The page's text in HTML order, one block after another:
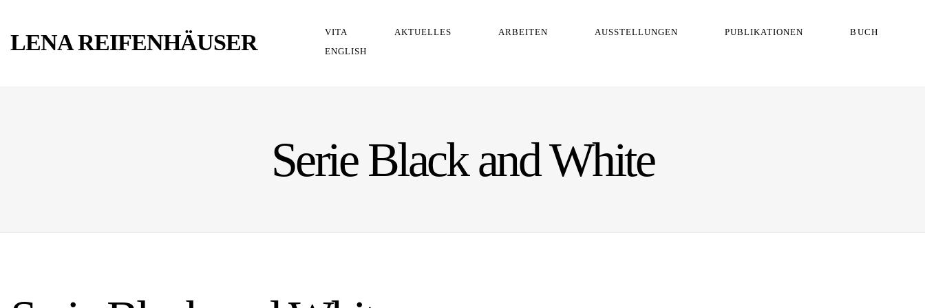
LENA REIFENHÄUSER VITA AKTUELLES ARBEITEN AUSSTELLUNGEN PUBLIKATIONEN
BUCH
ENGLISH
Serie Black and White